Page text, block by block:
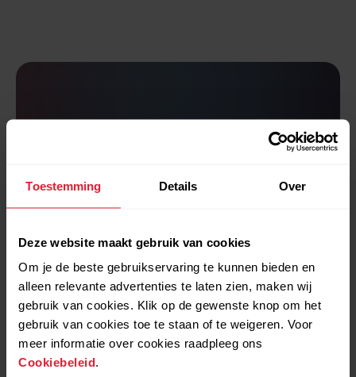
Toestemming Details Over
Deze website maakt gebruik van cookies
Om je de beste gebruikservaring te kunnen bieden en
alleen relevante advertenties te laten zien, maken wij
gebruik van cookies. Klik op de gewenste knop om het
gebruik van cookies toe te staan of te weigeren. Voor
meer informatie over cookies raadpleeg ons
Cookiebeleid.
Wetenschappelijke
gebaseerd op
onderzoek
Training Load Pro gebruikt methoden
zoals TRIMP en EMI om de
trainingsbelasting te kwantificeren. Deze
methoden zijn algemeen aanvaard in de
internationale sportwetenschap.